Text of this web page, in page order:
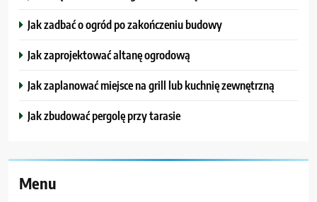
Jak zadbać o ogród po zakończeniu budowy
Jak zaprojektować altanę ogrodową
Jak zaplanować miejsce na grill lub kuchnię zewnętrzną
Jak zbudować pergolę przy tarasie
Menu